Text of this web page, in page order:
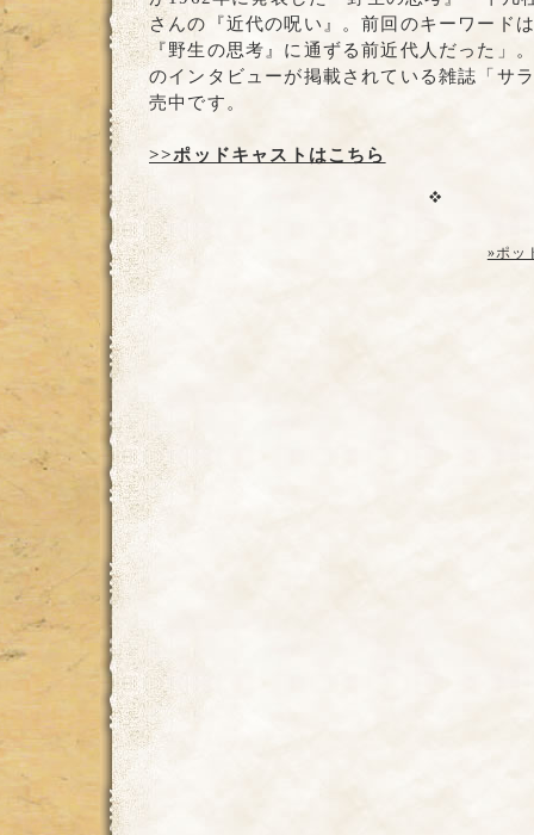
さんの『近代の呪い』。前回のキーワード
『野生の思考』に通ずる前近代人だった」
のインタビューが掲載されている雑誌「サ
売中です。
>>ポッドキャストはこちら
»ポッ